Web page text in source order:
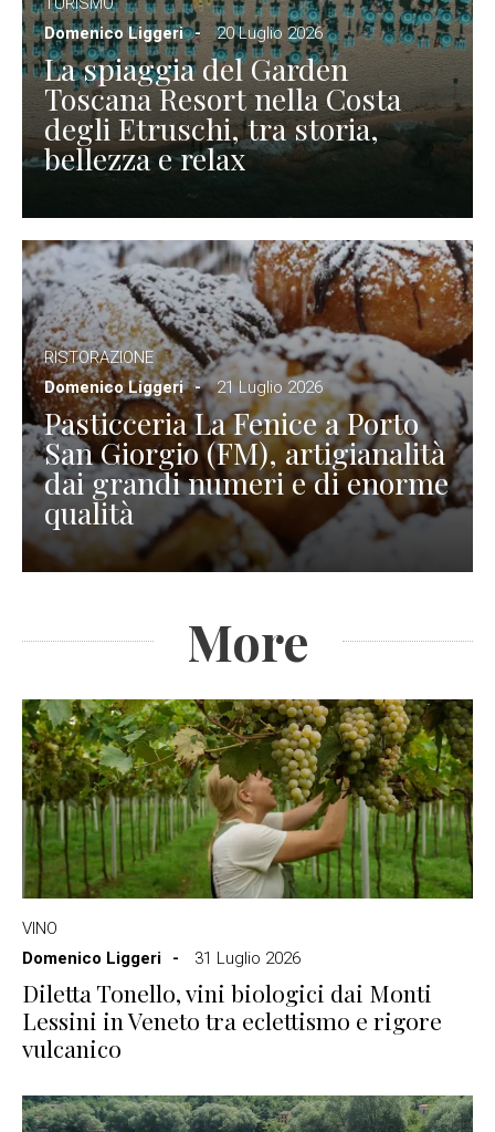
Domenico Liggeri
20 Luglio 2026
La spiaggia del Garden
Toscana Resort nella Costa
degli Etruschi, tra storia,
bellezza e relax
RISTORAZIONE
Domenico Liggeri
21 Luglio 2026
Pasticceria La Fenice a Porto
San Giorgio (FM), artigianalità
dai grandi numeri e di enorme
qualità
More
VINO
Domenico Liggeri
31 Luglio 2026
Diletta Tonello, vini biologici dai Monti
Lessini in Veneto tra eclettismo e rigore
vulcanico